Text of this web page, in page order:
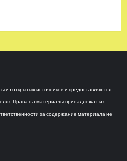
из открытых источников и предоставляются
Права на материалы принадлежат их
за содержание материала не